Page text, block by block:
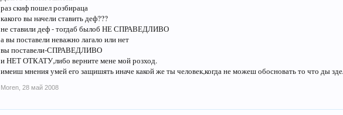
раз скиф пошел розбираца
какого вы начели ставить деф???
не ставили деф - тогдаб былоб НЕ СПРАВЕДЛИВО
а вы поставели неважно лагало или нет
вы поставели-СПРАВЕДЛИВО
и НЕТ ОТКАТУ,либо верните мене мой розход.
имеиш мнения умей его защишять иначе какой же ты человек,когда не можеш обосновать то что ды
Moren 28 май 2008